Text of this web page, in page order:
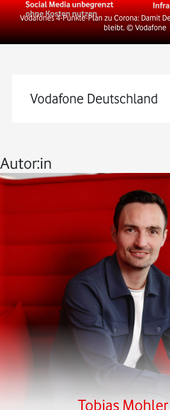
Vodafones 4-Punkte-Plan zu Corona: Damit
bleibt. © Vodafone
Vodafone Deutschland
Autor:in
Tobias Mohler